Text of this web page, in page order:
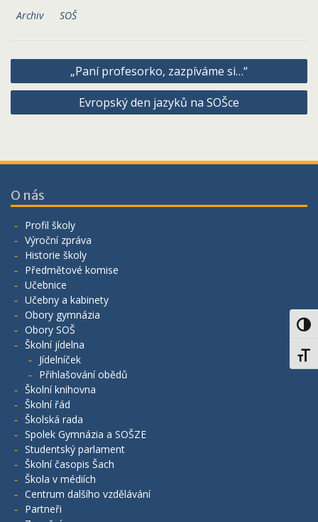
Archiv SOŠ
Navigace
pro
„Paní profesorko, zazpíváme si…“
Evropský den jazyků na SOŠce
O nás
Profil školy
Výroční zpráva
Historie školy
Předmětové komise
Učebnice
Učebny a kabinety
Obory gymnázia
Obory SOŠ
Školní jídelna
Jídelníček
Přihlašování obědů
Školní knihovna
Školní řád
Školská rada
Spolek Gymnázia a SOŠZE
Studentský parlament
Školní časopis Šach
Škola v médiích
Centrum dalšího vzdělávání
Partneři